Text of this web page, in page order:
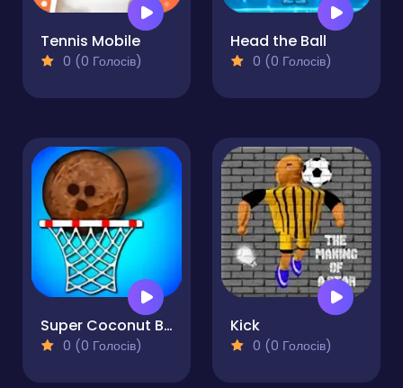
Tennis Mobile
0 (0 Голосів)
Head the Ball
0 (0 Голосів)
Super Coconut Basket
0 (0 Голосів)
Kick
0 (0 Голосів)